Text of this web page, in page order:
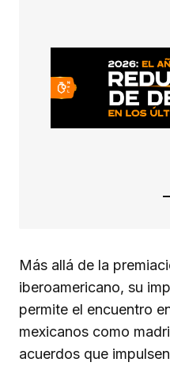
Más allá de la
iberoamericano, su
permite el encuentro
mexicanos como
acuerdos que